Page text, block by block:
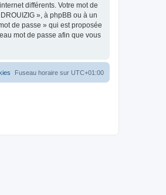
différents. Votre mot de
», à phpBB ou à un
de passe » qui est proposée
mot de passe afin que vous
Fuseau horaire sur UTC+01:00